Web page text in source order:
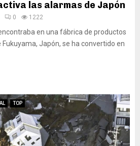
las alarmas de Japón
0 1222
en una fábrica de productos
Japón, se ha convertido en
TOP